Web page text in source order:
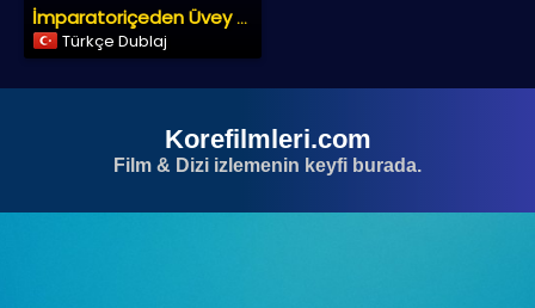
İmparatoriçeden Üvey Anneye
Türkçe Dublaj
Korefilmleri.com
Film & Dizi izlemenin keyfi burada.